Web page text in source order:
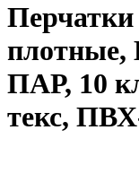
ПАР, 10
текс,